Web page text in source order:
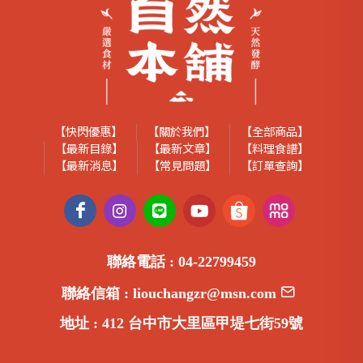
【快閃優惠】 【關於我們】
【全部商品】
【最新目錄】
【最新文章】
【料理食譜】
【最新消息】
【常見問題】 【訂單查詢】
聯絡電話 : 04-22799459
聯絡信箱 : liouchangzr@msn.com
地址 : 412 台中市大里區甲堤七街59號